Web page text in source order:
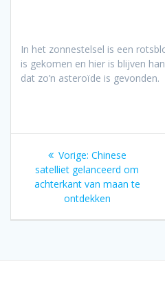
In het zonnestelsel is een
is gekomen en hier is blijven
dat zo’n asteroïde is gevonden.
Bericht
navigatie
Vorige: Vorig
bericht:
Chinese
satelliet gelanceerd om
achterkant van maan te
ontdekken